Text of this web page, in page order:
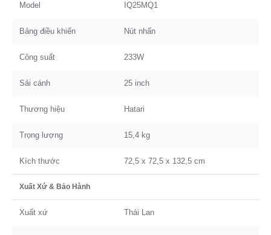
Model IQ25MQ1
Bảng điều khiển Nút nhấn
Công suất 233W
Sải cánh 25 inch
Thương hiệu Hatari
Trọng lượng 15,4 kg
Kích thước 72,5 x 72,5 x 132,5 cm
Xuất Xứ & Bảo Hành
Xuất xứ Thái Lan